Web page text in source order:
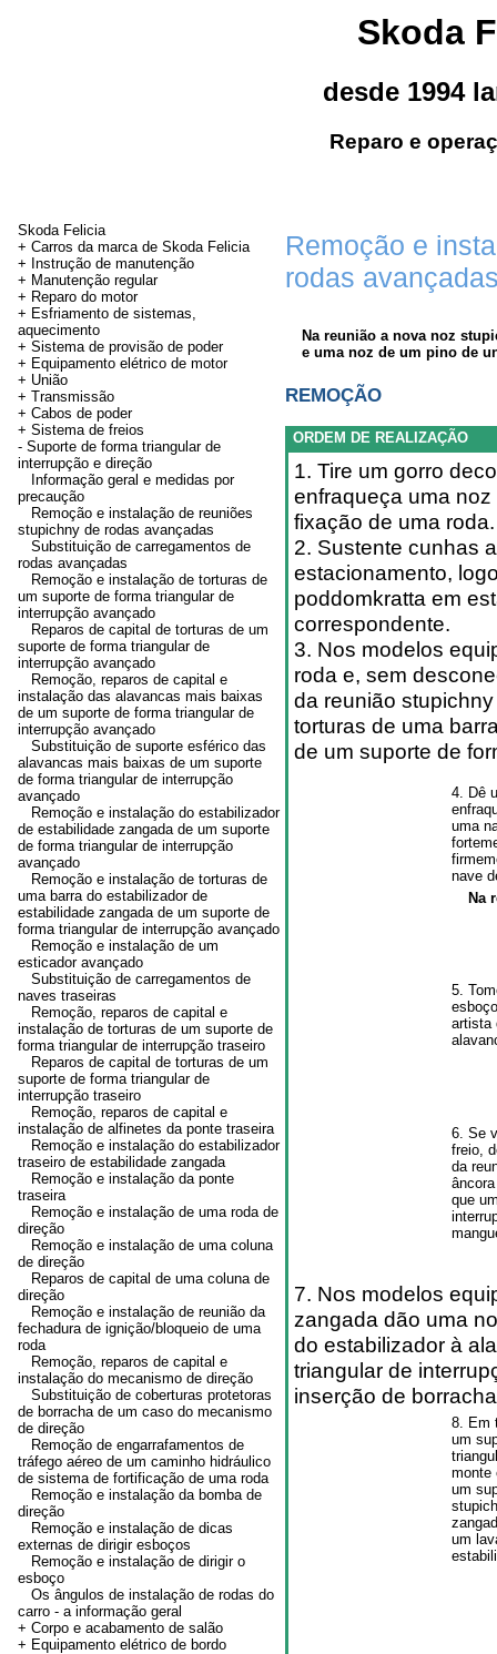
Skoda
desde 1994
Reparo e
Skoda Felicia
+ Carros da marca de Skoda Felicia
+ Instrução de manutenção
+ Manutenção regular
+ Reparo do motor
+ Esfriamento de sistemas,
aquecimento
+ Sistema de provisão de poder
+ Equipamento elétrico de motor
+ União
+ Transmissão
+ Cabos de poder
+ Sistema de freios
- Suporte de forma triangular de
interrupção e direção
Informação geral e medidas por
precaução
Remoção e instalação de reuniões
stupichny de rodas avançadas
Substituição de carregamentos de
rodas avançadas
Remoção e instalação de torturas de
um suporte de forma triangular de
interrupção avançado
Reparos de capital de torturas de um
suporte de forma triangular de
interrupção avançado
Remoção, reparos de capital e
instalação das alavancas mais baixas
de um suporte de forma triangular de
interrupção avançado
Substituição de suporte esférico das
alavancas mais baixas de um suporte
de forma triangular de interrupção
avançado
Remoção e instalação do estabilizador
de estabilidade zangada de um suporte
de forma triangular de interrupção
avançado
Remoção e instalação de torturas de
uma barra do estabilizador de
estabilidade zangada de um suporte de
forma triangular de interrupção avançado
Remoção e instalação de um
esticador avançado
Substituição de carregamentos de
naves traseiras
Remoção, reparos de capital e
instalação de torturas de um suporte de
forma triangular de interrupção traseiro
Reparos de capital de torturas de um
suporte de forma triangular de
interrupção traseiro
Remoção, reparos de capital e
instalação de alfinetes da ponte traseira
Remoção e instalação do estabilizador
traseiro de estabilidade zangada
Remoção e instalação da ponte
traseira
Remoção e instalação de uma roda de
direção
Remoção e instalação de uma coluna
de direção
Reparos de capital de uma coluna de
direção
Remoção e instalação de reunião da
fechadura de ignição/bloqueio de uma
roda
Remoção, reparos de capital e
instalação do mecanismo de direção
Substituição de coberturas protetoras
de borracha de um caso do mecanismo
de direção
Remoção de engarrafamentos de
tráfego aéreo de um caminho hidráulico
de sistema de fortificação de uma roda
Remoção e instalação da bomba de
direção
Remoção e instalação de dicas
externas de dirigir esboços
Remoção e instalação de dirigir o
esboço
Os ângulos de instalação de rodas do
carro - a informação geral
+ Corpo e acabamento de salão
+ Equipamento elétrico de bordo
Remoção e
rodas
Na reunião a nova noz
e uma noz de um pino de
REMOÇÃO
ORDEM DE REALIZAÇÃO
1. Tire um gorro
enfraqueça uma
fixação de uma roda.
2. Sustente cunhas
estacionamento,
poddomkratta em
correspondente.
3. Nos modelos
roda e, sem
da reunião
torturas de uma
de um suporte de
4. Dê
uma
nave
Na
5.
artista
6. Se
freio,
da
que
7. Nos modelos
zangada dão uma
do estabilizador à
triangular de
inserção de
8. Em
um
monte
um
um